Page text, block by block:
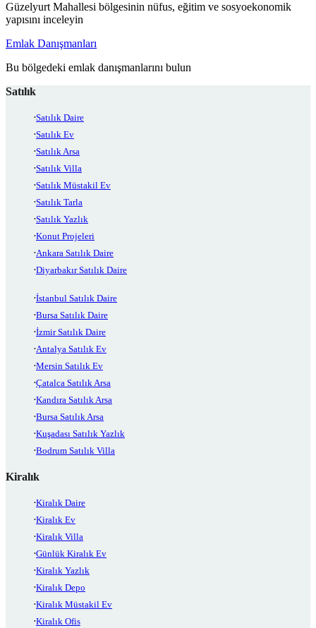
Güzelyurt Mahallesi bölgesinin nüfus, eğitim ve sosyoekonomik
yapısını inceleyin
Emlak Danışmanları
Bu bölgedeki emlak danışmanlarını bulun
Satılık
Satılık Daire
Satılık Ev
Satılık Arsa
Satılık Villa
Satılık Müstakil Ev
Satılık Tarla
Satılık Yazlık
Konut Projeleri
Ankara Satılık Daire
Diyarbakır Satılık Daire
İstanbul Satılık Daire
Bursa Satılık Daire
İzmir Satılık Daire
Antalya Satılık Ev
Mersin Satılık Ev
Çatalca Satılık Arsa
Kandıra Satılık Arsa
Bursa Satılık Arsa
Kuşadası Satılık Yazlık
Bodrum Satılık Villa
Kiralık
Kiralık Daire
Kiralık Ev
Kiralık Villa
Günlük Kiralık Ev
Kiralık Yazlık
Kiralık Depo
Kiralık Müstakil Ev
Kiralık Ofis